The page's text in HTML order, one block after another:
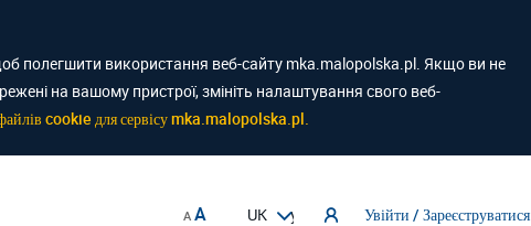
полегшити використання веб-сайту mka.malopolska.pl. Якщо ви не
на вашому пристрої, змініть налаштування свого веб-
cookie для сервісу mka.malopolska.pl.
A A Увійти / Зареєструватися